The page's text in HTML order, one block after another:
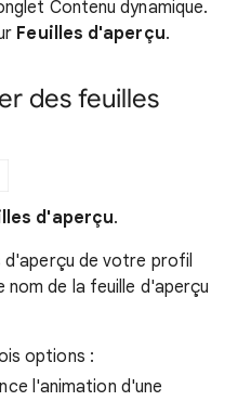
Contenu dynamique.
Feuilles d'aperçu.
des feuilles
d'aperçu.
d'aperçu de votre profil
nom de la feuille d'aperçu
options :
l'animation d'une